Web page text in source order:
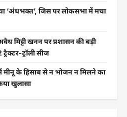
‘अंधभक्त’, जिस पर लोकसभा में मचा
मिट्टी खनन पर प्रशासन की बड़ी
ट्रॉली सीज
मीनू के हिसाब से न भोजन न मिलने का
खुलासा